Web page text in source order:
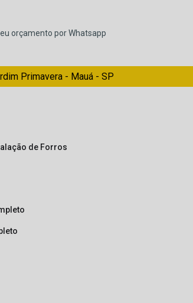
orçamento por Whatsapp
Primavera - Mauá - SP
de Forros